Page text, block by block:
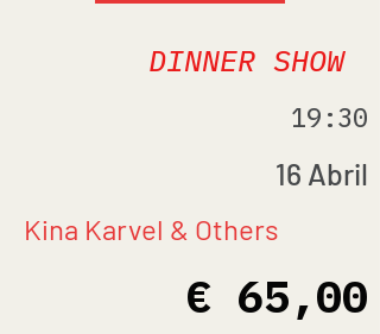
DINNER SHOW
19:30
16 Abril
Kina Karvel & Others
€ 65,00